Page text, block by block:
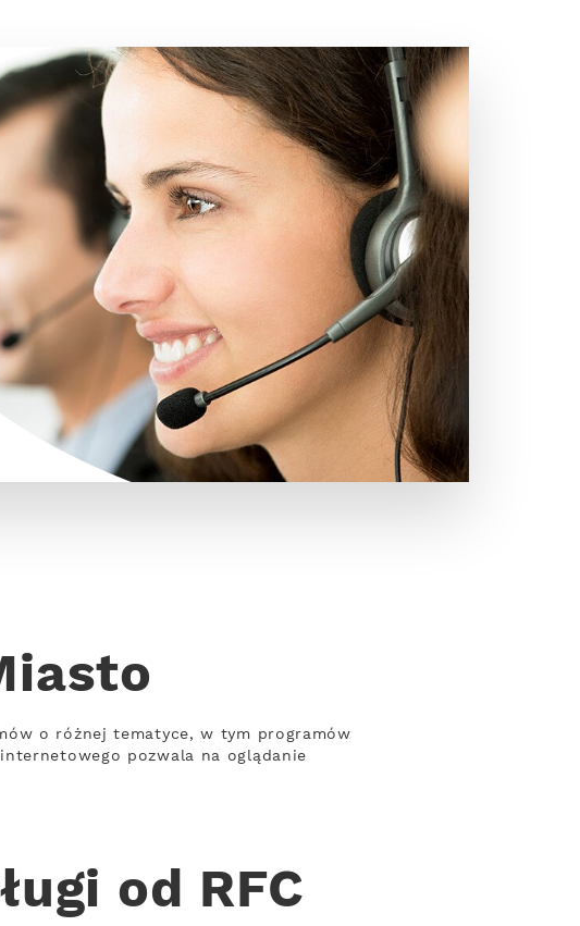
o różnej tematyce, w tym programów
pozwala na oglądanie
od RFC